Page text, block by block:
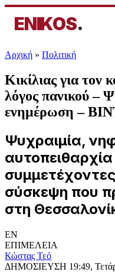
ENIKOS.
Αρχική » Πολιτική
Κικίλιας για τον
λόγος πανικού –
ενημέρωση –
Ψυχραιμία,
σύσκεψη που
στη
EN
ΕΠΙΜΕΛΕΙΑ
Κώστας Τεό
ΔΗΜΟΣΙΕΥΣΗ 19:49,